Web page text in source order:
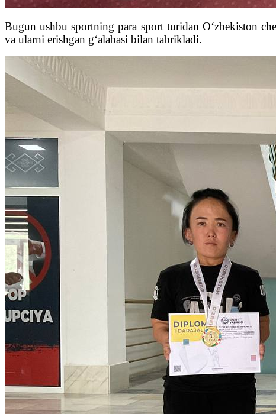
Bugun ushbu sportning para sport turidan O‘zbekiston
va ularni erishgan g‘alabasi bilan tabrikladi.